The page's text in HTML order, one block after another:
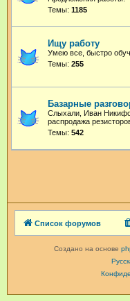
Темы: 1185
Ищу работу
Умею все, быстро
Темы: 255
Базарные
Слыхали, Иван
распродажа
Темы: 542
Список форумов
Создано на основе